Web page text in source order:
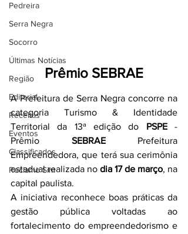
Pedreira
Serra Negra
Socorro
Últimas Notícias
Região
Editorial
Receitas
Eventos
Classificados
Reclamo Sim
Prêmio SEBRAE
A Prefeitura de Serra Negra concorre na
categoria Turismo & Identidade
Territorial da 13ª edição do PSPE -
Prêmio SEBRAE Prefeitura
Empreendedora, que terá sua cerimônia
estadual realizada no dia 17 de março, na
capital paulista.
A iniciativa reconhece boas práticas da
gestão pública voltadas ao
fortalecimento do empreendedorismo e